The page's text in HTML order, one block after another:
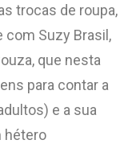
trocas de roupa,
com Suzy Brasil,
que nesta
para contar a
e a sua
hétero